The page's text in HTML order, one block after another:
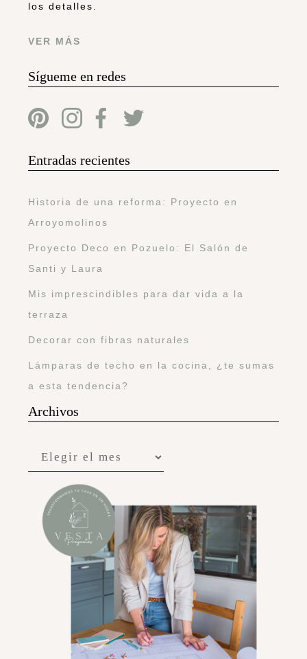
los detalles.
VER MÁS
Sígueme en redes
Entradas recientes
Historia de una reforma: Proyecto en
Arroyomolinos
Proyecto Deco en Pozuelo: El Salón de
Santi y Laura
Mis imprescindibles para dar vida a la
terraza
Decorar con fibras naturales
Lámparas de techo en la cocina, ¿te sumas
a esta tendencia?
Archivos